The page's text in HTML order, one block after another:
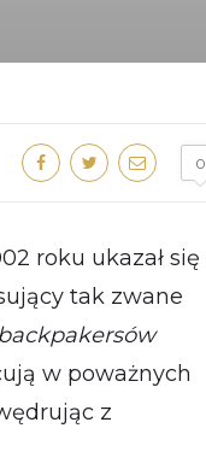
0
roku ukazał się
tak zwane
backpakersów
w poważnych
z